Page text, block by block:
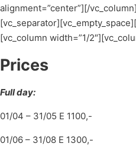
alignment=”center”][/
[vc_column width=”1/
Prices
Full day:
01/04 – 31/05 E 1100,-
01/06 – 31/08 E 1300,-